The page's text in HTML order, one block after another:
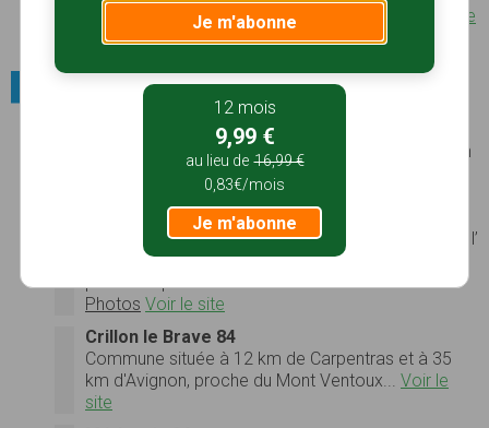
vingt ans les bienfaits d’une source antique...
Voir le
site
Villes et villages / Villages pittoresques
Bâti en village fortifié, Brantes s’accroche tant bien
que mal au flanc de la montagne de Blaye. Village
perché face à la cime toute proche du Mont
Ventoux, les étroites calades et passages voûtés
vous amènent des ruines de son château féodal à l’
église surplombant la vallée en passant par la
petite chapelle…
Photos Voir le site
Crillon le Brave 84
Commune située à 12 km de Carpentras et à 35
km d'Avignon, proche du Mont Ventoux... Voir le
site
Je m'abonne
12 mois
9,99 €
au lieu de 16,99 €
0,83€/mois
Je m'abonne